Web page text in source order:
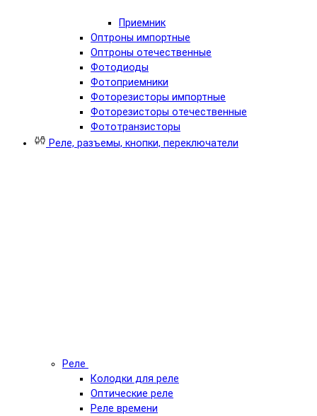
Приемник
Оптроны импортные
Оптроны отечественные
Фотодиоды
Фотоприемники
Фоторезисторы импортные
Фоторезисторы отечественные
Фототранзисторы
Реле, разъемы, кнопки, переключатели
Реле
Колодки для реле
Оптические реле
Реле времени